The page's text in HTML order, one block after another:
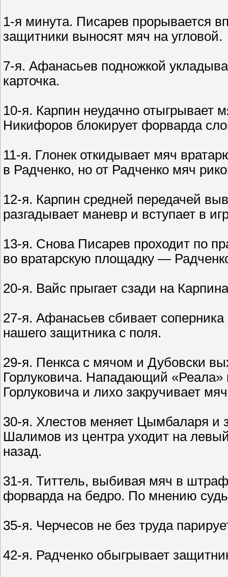
1-я минута. Писарев прорывается
защитники выносят мяч на угловой.
7-я. Афанасьев подножкой
карточка.
10-я. Карпин неудачно отыгрывает
Никифоров блокирует форварда
11-я. Глонек откидывает мяч
в Радченко, но от Радченко мяч
12-я. Карпин средней передачей
разгадывает маневр и вступает в
13-я. Снова Писарев проходит по
во вратарскую площадку —
20-я. Вайс прыгает сзади на
27-я. Афанасьев сбивает
нашего защитника с поля.
29-я. Пенкса с мячом и Дубовски
Горлуковича. Нападающий «Реала»
Горлуковича и лихо закручивает
30-я. Хлестов меняет Цымбаларя и
Шалимов из центра уходит на
назад.
31-я. Титтель, выбивая мяч в
форварда на бедро. По мнению
35-я. Черчесов не без труда
42-я. Радченко обыгрывает